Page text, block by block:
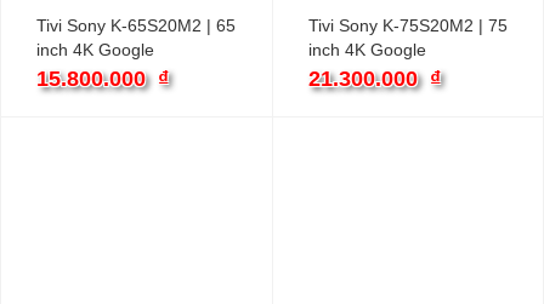
Tivi Sony K-65S20M2 | 65
inch 4K Google
15.800.000 ₫
Tivi Sony K-75S20M2 | 75
inch 4K Google
21.300.000 ₫